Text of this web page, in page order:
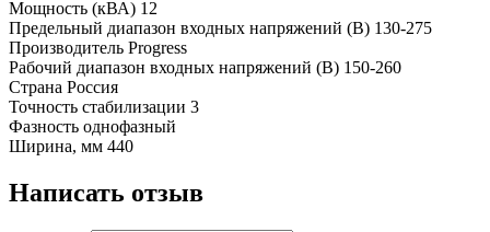
Мощность (кВА) 12
Предельный диапазон входных напряжений (В) 130-275
Производитель Progress
Рабочий диапазон входных напряжений (В) 150-260
Страна Россия
Точность стабилизации 3
Фазность однофазный
Ширина, мм 440
Написать отзыв